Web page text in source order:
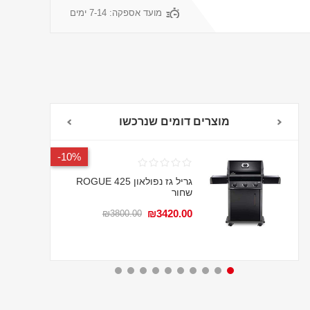
מועד אספקה: 7-14 ימים
מוצרים דומים שנרכשו
10%-
גריל גז נפולאון ROGUE 425
שחור
₪3420.00
₪3800.00